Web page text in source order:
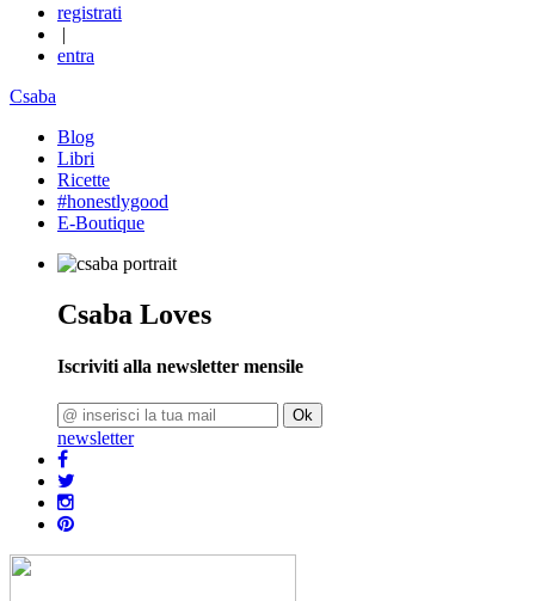
registrati
|
entra
Csaba
Blog
Libri
Ricette
#honestlygood
E-Boutique
Csaba Loves
Iscriviti alla newsletter mensile
Ok
newsletter